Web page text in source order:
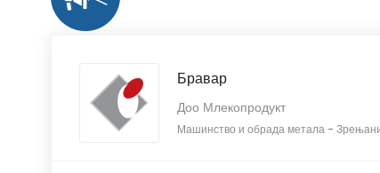
Бравар
Доо Млекопродукт
Машинство и обрада метала -